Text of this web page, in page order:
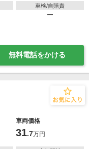
車検/自賠責
―
無料電話をかける
車両価格
31.7万円